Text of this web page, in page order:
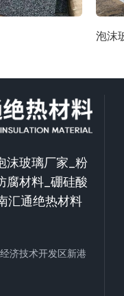
泡沫
沫玻璃厂家_粉
腐材料_硼硅酸
汇通绝热材料
济技术开发区新港